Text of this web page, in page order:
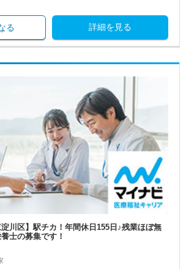
詳細を見る
る
淀川区】駅チカ！年間休日155日♪残業ほぼ無
士の募集です！